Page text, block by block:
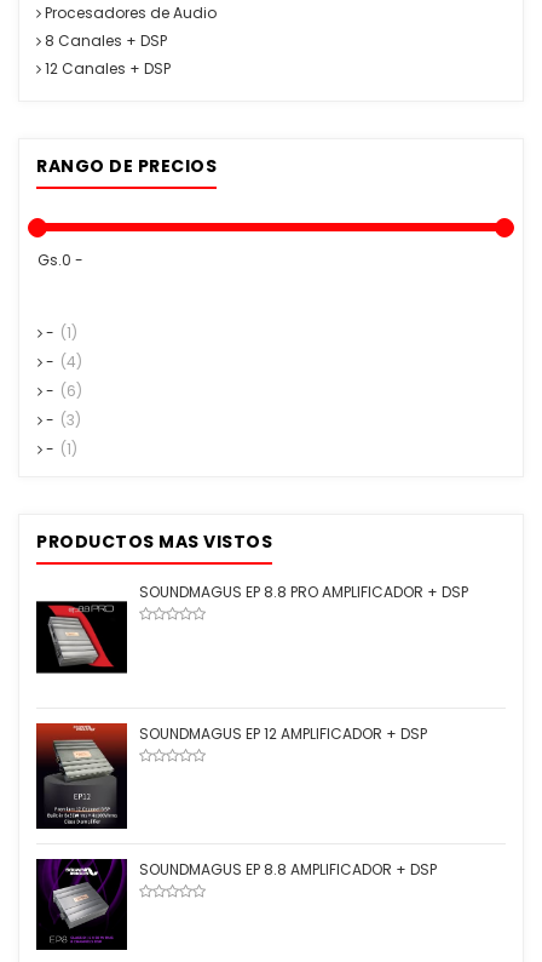
Procesadores de Audio
8 Canales + DSP
12 Canales + DSP
RANGO DE PRECIOS
Gs.0 -
- (1)
- (4)
- (6)
- (3)
- (1)
PRODUCTOS MAS VISTOS
SOUNDMAGUS EP 8.8 PRO AMPLIFICADOR + DSP
SOUNDMAGUS EP 12 AMPLIFICADOR + DSP
SOUNDMAGUS EP 8.8 AMPLIFICADOR + DSP